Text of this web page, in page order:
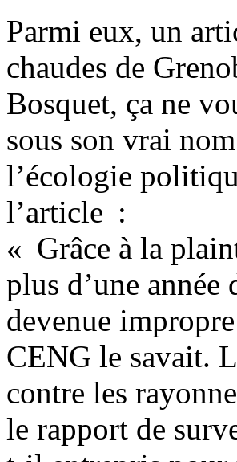
Parmi eux, un
chaudes de
Bosquet, ça ne
sous son vrai
l’écologie
l’article :
« Grâce à la
plus d’une année
devenue
CENG le savait.
contre les
le rapport de